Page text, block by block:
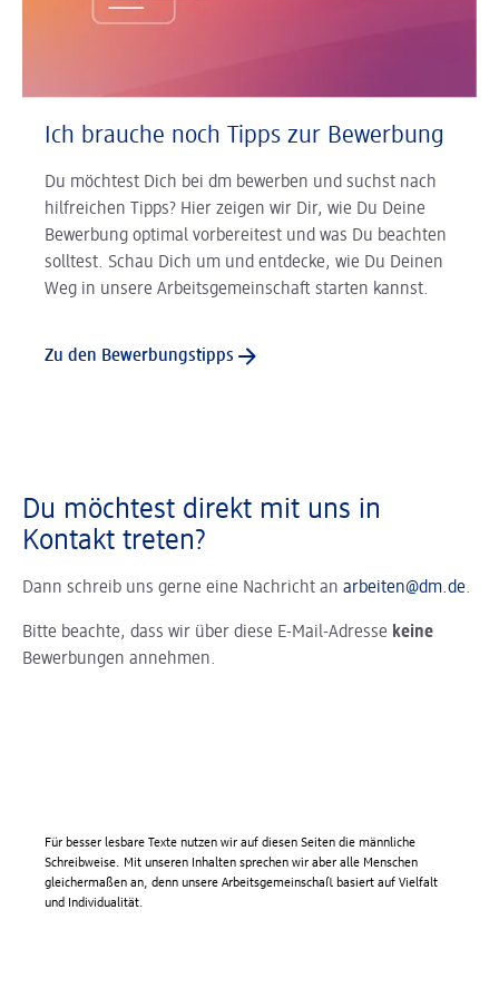
Ich brauche noch Tipps zur Bewerbung
Du möchtest Dich bei dm bewerben und suchst nach
hilfreichen Tipps? Hier zeigen wir Dir, wie Du Deine
Bewerbung optimal vorbereitest und was Du beachten
solltest. Schau Dich um und entdecke, wie Du Deinen
Weg in unsere Arbeitsgemeinschaft starten kannst.
Zu den Bewerbungstipps
Du möchtest direkt mit uns in
Kontakt treten?
Dann schreib uns gerne eine Nachricht an arbeiten@dm.de.
Bitte beachte, dass wir über diese E-Mail-Adresse keine
Bewerbungen annehmen.
Für besser lesbare Texte nutzen wir auf diesen Seiten die männliche
Schreibweise. Mit unseren Inhalten sprechen wir aber alle Menschen
gleichermaßen an, denn unsere Arbeitsgemeinschaft basiert auf Vielfalt
und Individualität.